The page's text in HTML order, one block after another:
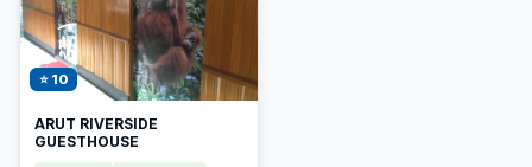
⭐ 10
ARUT RIVERSIDE
GUESTHOUSE